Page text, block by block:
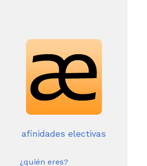
afinidades electivas
¿quién eres?